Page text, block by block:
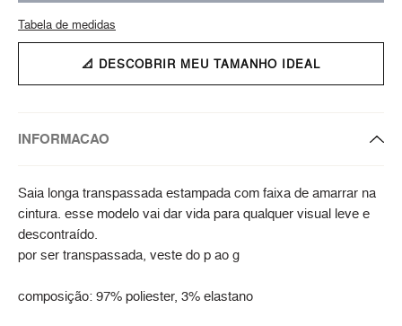
Tabela de medidas
📐 DESCOBRIR MEU TAMANHO IDEAL
INFORMACAO
Saia longa transpassada estampada com faixa de amarrar na
cintura. esse modelo vai dar vida para qualquer visual leve e
descontraído.
por ser transpassada, veste do p ao g
composição: 97% poliester, 3% elastano